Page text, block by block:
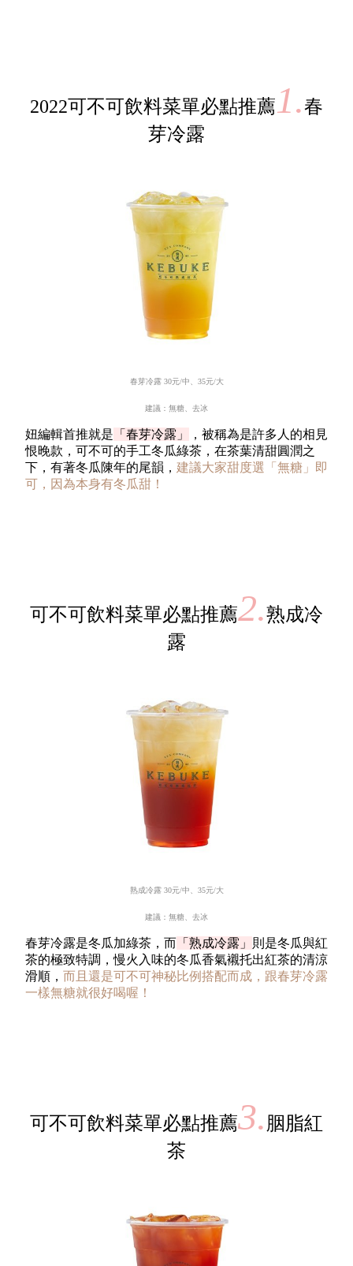
2022可不可飲料菜單必點推薦1.春
芽冷露
春芽冷露30元/中、 35元/大
建議：無糖、去冰
妞編輯首推就是 「春芽冷露」
，被稱為是許多人的相見
恨晚款，可不可的手工冬瓜綠茶，在茶葉清甜圓潤之
下，有著冬瓜陳年的尾韻， 建議大家甜度選「無糖」即
可，因為本身有冬瓜甜！
可不可飲料菜單必點推薦2.熟成冷
露
熟成冷露30元/中、 35元/大
建議：無糖、去冰
春芽冷露是冬瓜加綠茶，而 「熟成冷露」 則是冬瓜與紅
茶的極致特調，慢火入味的冬瓜香氣襯托出紅茶的清涼
滑順， 而且還是可不可神秘比例搭配而成，跟春芽冷露
一樣無糖就很好喝喔！
可不可飲料菜單必點推薦3. 胭脂紅
茶